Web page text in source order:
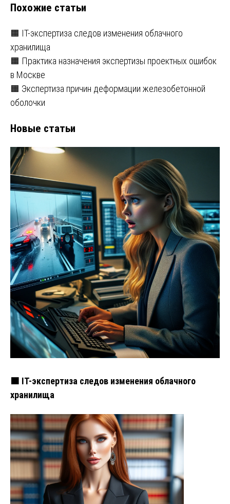
записям
Похожие статьи
🟧 IT-экспертиза следов изменения облачного
хранилища
🟧 Практика назначения экспертизы проектных ошибок
в Москве
🟧 Экспертиза причин деформации железобетонной
оболочки
Новые статьи
🟧 IT-экспертиза следов изменения облачного
хранилища